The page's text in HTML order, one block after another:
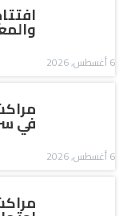
6 أغسطس, 2026
في
6 أغسطس, 2026